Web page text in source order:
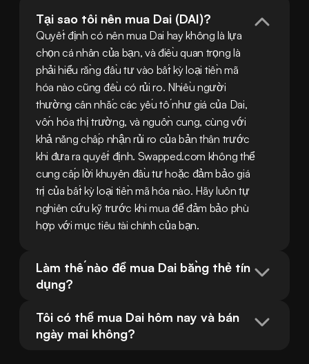
Tại sao tôi nên mua Dai (DAI)?
Quyết định có nên mua Dai hay không là lựa
chọn cá nhân của bạn, và điều quan trọng là
phải hiểu rằng đầu tư vào bất kỳ loại tiền mã
hóa nào cũng đều có rủi ro. Nhiều người
thường cân nhắc các yếu tố như giá của Dai,
vốn hóa thị trường, và nguồn cung, cùng với
khả năng chấp nhận rủi ro của bản thân trước
khi đưa ra quyết định. Swapped.com không thể
cung cấp lời khuyên đầu tư hoặc đảm bảo giá
trị của bất kỳ loại tiền mã hóa nào. Hãy luôn tự
nghiên cứu kỹ trước khi mua để đảm bảo phù
hợp với mục tiêu tài chính của bạn.
Làm thế nào để mua Dai bằng thẻ tín
dụng?
Tôi có thể mua Dai hôm nay và bán
ngày mai không?